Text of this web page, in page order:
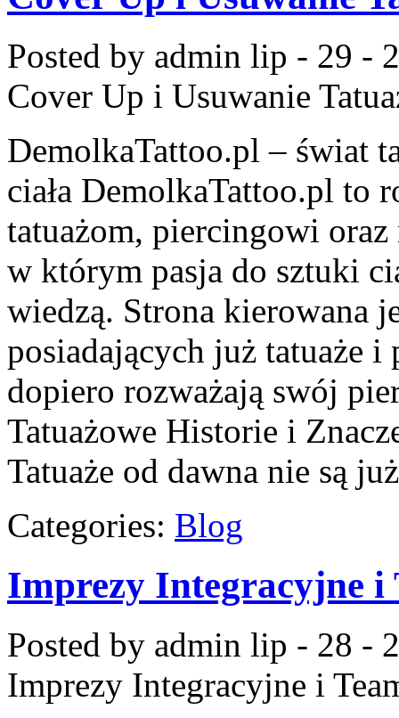
Posted by admin lip - 29 -
Cover Up i Usuwanie
DemolkaTattoo.pl – świat
ciała DemolkaTattoo.pl to
tatuażom, piercingowi
w którym pasja do sztuki
wiedzą. Strona kierowana
posiadających już tatuaże
dopiero rozważają swój
Tatuażowe Historie i
Tatuaże od dawna nie są
Categories: Blog
Imprezy Integracyjne i
Posted by admin lip - 28 -
Imprezy Integracyjne i